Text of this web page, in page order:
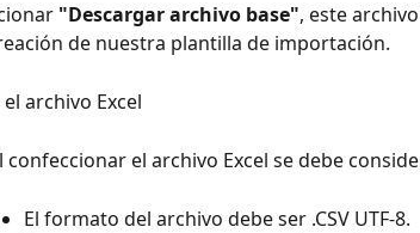
"Descargar archivo base", este
de nuestra plantilla de importación.
archivo Excel
confeccionar el archivo Excel se debe
El formato del archivo debe ser .CSV UTF-8.